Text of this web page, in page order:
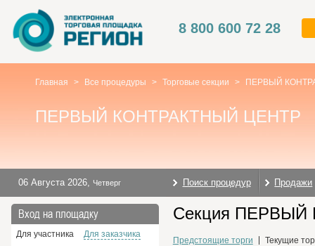
8 800 600 72 28
Главная > Все процедуры > Торговые секции > ПЕРВЫЙ
ПЕРВЫЙ КОНТРАКТНЫЙ ЦЕНТР
06 Августа 2026, Четверг Поиск процедур Продажи
Вход на площадку
Для участника Для заказчика
Секция ПЕРВЫЙ
Предстоящие торги Текущие